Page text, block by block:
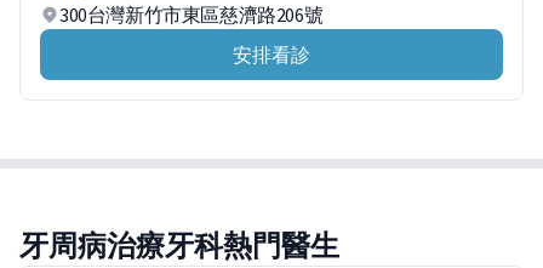
300台灣新竹市東區慈濟路206號
安排看診
牙周病治療牙科熱門醫生